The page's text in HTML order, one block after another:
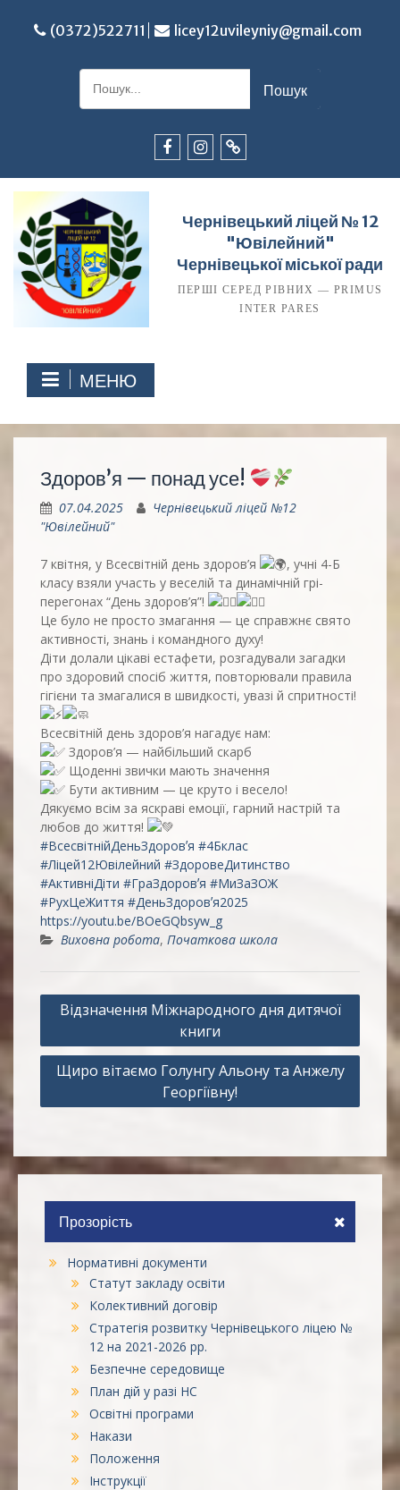
(0372)522711 licey12uvileyniy@gmail.com
Шукати:
Чернівецький ліцей № 12
"Ювілейний"
Чернівецької міської ради
ПЕРШІ СЕРЕД РІВНИХ — PRIMUS
INTER PARES
МЕНЮ
Здоров’я — понад усе!
07.04.2025
Чернівецький ліцей №12
"Ювілейний"
7 квітня, у Всесвітній день здоров’я
, учні 4-Б
класу взяли участь у веселій та динамічній грі-
перегонах “День здоров’я”!
Це було не просто змагання — це справжнє свято
активності, знань і командного духу!
Діти долали цікаві естафети, розгадували загадки
про здоровий спосіб життя, повторювали правила
гігієни та змагалися в швидкості, увазі й спритності!
Всесвітній день здоров’я нагадує нам:
Здоров’я — найбільший скарб
Щоденні звички мають значення
Бути активним — це круто і весело!
Дякуємо всім за яскраві емоції, гарний настрій та
любов до життя!
#ВсесвітнійДеньЗдоровʼя #4Бклас
#Ліцей12Ювілейний #ЗдоровеДитинство
#АктивніДіти #ГраЗдоровʼя #МиЗаЗОЖ
#РухЦеЖиття #ДеньЗдоровʼя2025
https://youtu.be/BOeGQbsyw_g
Виховна робота, Початкова школа
Навігація
записів
Відзначення Міжнародного дня дитячої
книги
Щиро вітаємо Голунгу Альону та Анжелу
Георгіївну!
Прозорість
Нормативні документи
Статут закладу освіти
Колективний договір
Стратегія розвитку Чернівецького ліцею №
12 на 2021-2026 рр.
Безпечне середовище
План дій у разі НС
Освітні програми
Накази
Положення
Інструкції